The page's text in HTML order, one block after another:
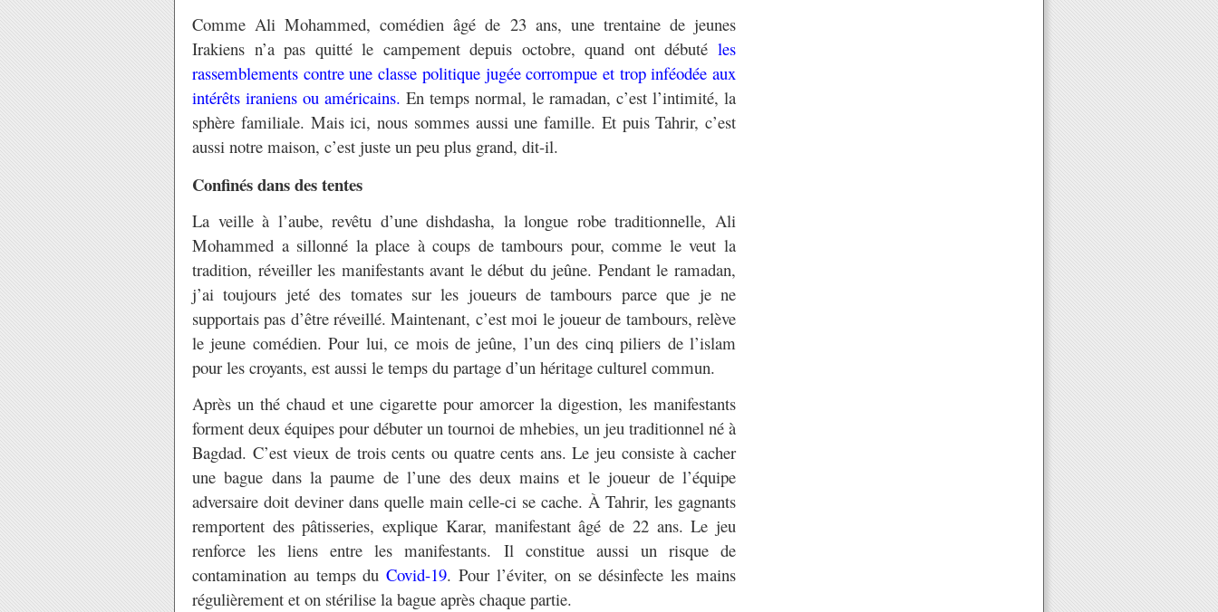
Comme Ali Mohammed, comédien âgé de 23 ans, une trentaine de jeunes
Irakiens n’a pas quitté le campement depuis octobre, quand ont débuté les
rassemblements contre une classe politique jugée corrompue et trop inféodée aux
intérêts iraniens ou américains. En temps normal, le ramadan, c’est l’intimité, la
sphère familiale. Mais ici, nous sommes aussi une famille. Et puis Tahrir, c’est
aussi notre maison, c’est juste un peu plus grand, dit-il.
Confinés dans des tentes
La veille à l’aube, revêtu d’une dishdasha, la longue robe traditionnelle, Ali
Mohammed a sillonné la place à coups de tambours pour, comme le veut la
tradition, réveiller les manifestants avant le début du jeûne. Pendant le ramadan,
j’ai toujours jeté des tomates sur les joueurs de tambours parce que je ne
supportais pas d’être réveillé. Maintenant, c’est moi le joueur de tambours, relève
le jeune comédien. Pour lui, ce mois de jeûne, l’un des cinq piliers de l’islam
pour les croyants, est aussi le temps du partage d’un héritage culturel commun.
Après un thé chaud et une cigarette pour amorcer la digestion, les manifestants
forment deux équipes pour débuter un tournoi de mhebies, un jeu traditionnel né à
Bagdad. C’est vieux de trois cents ou quatre cents ans. Le jeu consiste à cacher
une bague dans la paume de l’une des deux mains et le joueur de l’équipe
adversaire doit deviner dans quelle main celle-ci se cache. À Tahrir, les gagnants
remportent des pâtisseries, explique Karar, manifestant âgé de 22 ans. Le jeu
renforce les liens entre les manifestants. Il constitue aussi un risque de
contamination au temps duCovid-19. Pour l’éviter, on se désinfecte les mains
régulièrement et on stérilise la bague après chaque partie.